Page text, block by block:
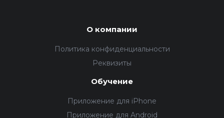
О компании
Политика конфиденциальности
Реквизиты
Обучение
Приложение для iPhone
Приложение для Android